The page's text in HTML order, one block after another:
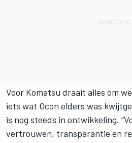
Voor Komatsu draait alles om
iets wat Ocon elders was
is nog steeds in ontwikkeling.
vertrouwen, transparantie en